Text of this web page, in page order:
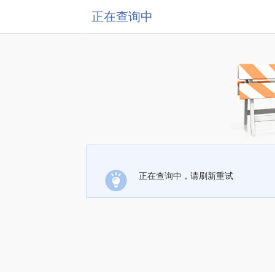
正在查询中
正在查询中，请刷新重试